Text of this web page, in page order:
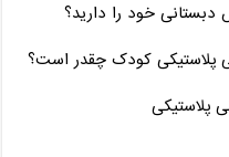
خود را دارید؟
پلاستیکی کودک چقدر است؟